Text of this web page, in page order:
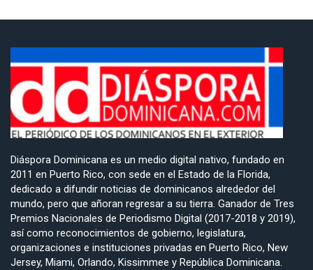
Diáspora Dominicana es un medio digital nativo, fundado en
2011 en Puerto Rico, con sede en el Estado de la Florida,
dedicado a difundir noticias de dominicanos alrededor del
mundo, pero que añoran regresar a su tierra. Ganador de Tres
Premios Nacionales de Periodismo Digital (2017-2018 y 2019),
así como reconocimientos de gobierno, legislatura,
organizaciones e instituciones privadas en Puerto Rico, New
Jersey, Miami, Orlando, Kissimmee y República Dominicana.